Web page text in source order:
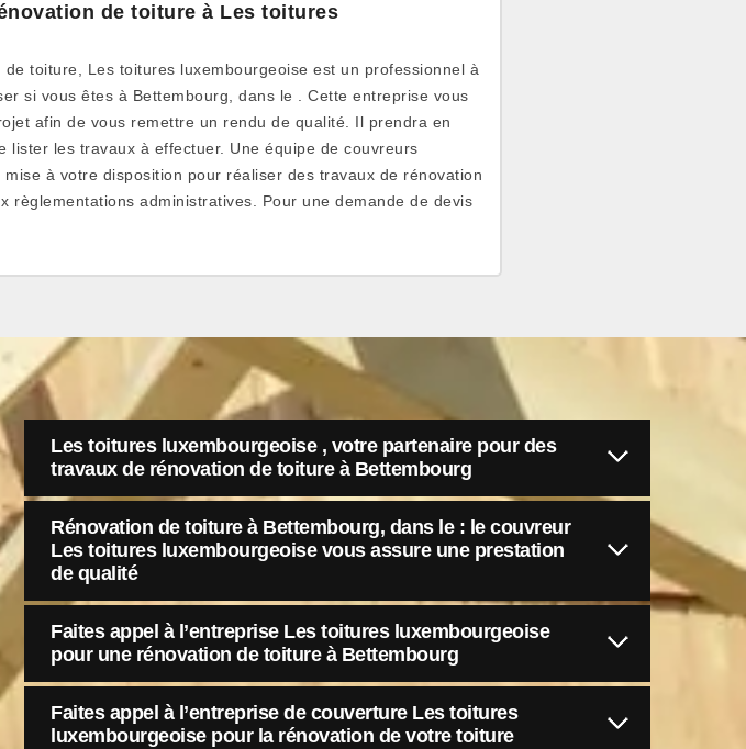
de toiture à Les toitures
toiture, Les toitures luxembourgeoise est un professionnel à
si vous êtes à Bettembourg, dans le . Cette entreprise vous
afin de vous remettre un rendu de qualité. Il prendra en
lister les travaux à effectuer. Une équipe de couvreurs
à votre disposition pour réaliser des travaux de rénovation
règlementations administratives. Pour une demande de devis
Les toitures luxembourgeoise , votre partenaire pour des
travaux de rénovation de toiture à Bettembourg
Rénovation de toiture à Bettembourg, dans le : le couvreur
Les toitures luxembourgeoise vous assure une prestation
de qualité
Faites appel à l’entreprise Les toitures luxembourgeoise
pour une rénovation de toiture à Bettembourg
Faites appel à l’entreprise de couverture Les toitures
luxembourgeoise pour la rénovation de votre toiture